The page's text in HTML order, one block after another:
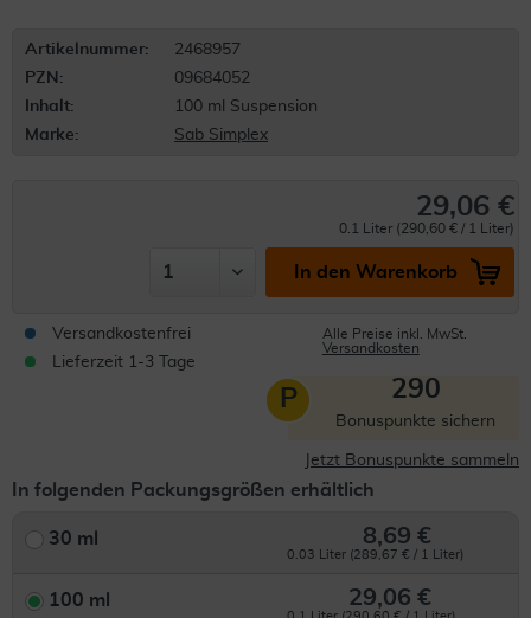
Artikelnummer:
2468957
PZN:
09684052
Inhalt:
100 ml Suspension
Marke:
Sab Simplex
29,06 €
0.1 Liter (290,60 € / 1 Liter)
In den Warenkorb
Versandkostenfrei
Lieferzeit 1-3 Tage
Alle Preise inkl. MwSt.
Versandkosten
P 290
Bonuspunkte sichern
Jetzt Bonuspunkte sammeln
In folgenden Packungsgrößen erhältlich
30 ml 8,69 €
0.03 Liter (289,67 € / 1 Liter)
100 ml 29,06 €